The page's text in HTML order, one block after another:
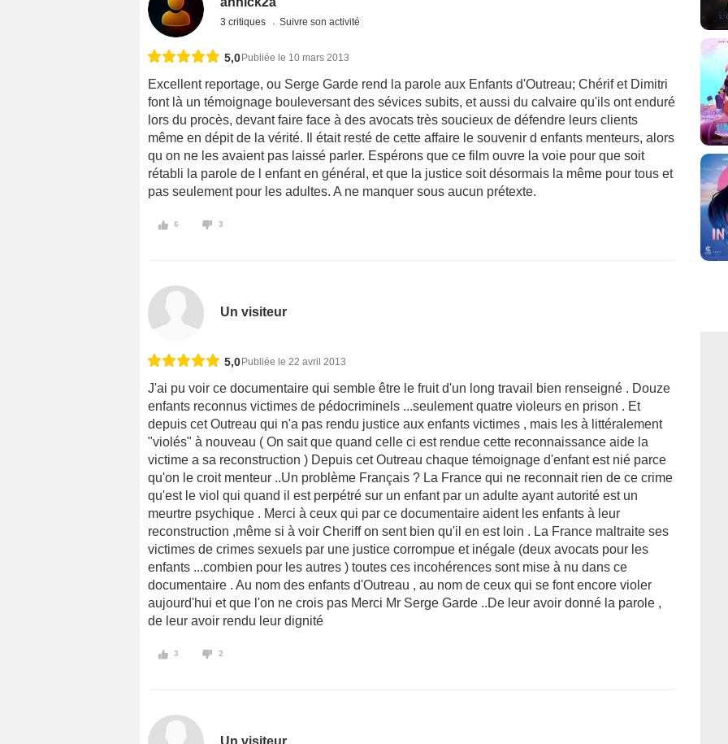
3 critiques Suivre son activité
5,0 Publiée le 10 mars 2013
Excellent reportage, ou Serge Garde rend la parole aux Enfants d'Outreau; Chérif et Dimitri
font là un témoignage bouleversant des sévices subits, et aussi du calvaire qu'ils ont enduré
lors du procès, devant faire face à des avocats très soucieux de défendre leurs clients
même en dépit de la vérité. Il était resté de cette affaire le souvenir d enfants menteurs, alors
qu on ne les avaient pas laissé parler. Espérons que ce film ouvre la voie pour que soit
rétabli la parole de l enfant en général, et que la justice soit désormais la même pour tous et
pas seulement pour les adultes. A ne manquer sous aucun prétexte.
6 3
Un visiteur
5,0 Publiée le 22 avril 2013
J'ai pu voir ce documentaire qui semble être le fruit d'un long travail bien renseigné . Douze
enfants reconnus victimes de pédocriminels ...seulement quatre violeurs en prison . Et
depuis cet Outreau qui n'a pas rendu justice aux enfants victimes , mais les à littéralement
"violés" à nouveau ( On sait que quand celle ci est rendue cette reconnaissance aide la
victime a sa reconstruction ) Depuis cet Outreau chaque témoignage d'enfant est nié parce
qu'on le croit menteur ..Un problème Français ? La France qui ne reconnait rien de ce crime
qu'est le viol qui quand il est perpétré sur un enfant par un adulte ayant autorité est un
meurtre psychique . Merci à ceux qui par ce documentaire aident les enfants à leur
reconstruction ,même si à voir Cheriff on sent bien qu'il en est loin . La France maltraite ses
victimes de crimes sexuels par une justice corrompue et inégale (deux avocats pour les
enfants ...combien pour les autres ) toutes ces incohérences sont mise à nu dans ce
documentaire . Au nom des enfants d'Outreau , au nom de ceux qui se font encore violer
aujourd'hui et que l'on ne crois pas Merci Mr Serge Garde ..De leur avoir donné la parole ,
de leur avoir rendu leur dignité
3 2
Un visiteur